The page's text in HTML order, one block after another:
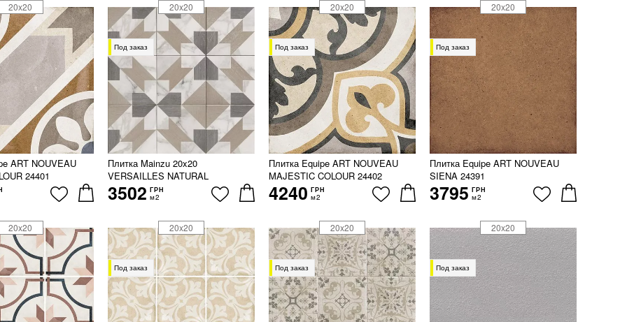
ART NOUVEAU
24401
20x20
Под заказ
Плитка Mainzu 20x20
VERSAILLES NATURAL
3502 ГРН
м2
20x20
Под заказ
Плитка Equipe ART NOUVEAU
MAJESTIC COLOUR 24402
4240 ГРН
м2
20x20
Под заказ
Плитка Equipe ART NOUVEAU
SIENA 24391
3795 ГРН
м2
20x20
20x20
Под заказ
20x20
Под заказ
20x20
Под заказ
20x20